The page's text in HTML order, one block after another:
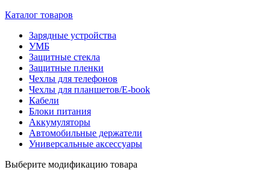
Каталог товаров
Зарядные устройства
УМБ
Защитные стекла
Защитные пленки
Чехлы для телефонов
Чехлы для планшетов/E-book
Кабели
Блоки питания
Аккумуляторы
Автомобильные держатели
Универсальные аксессуары
Выберите модификацию товара